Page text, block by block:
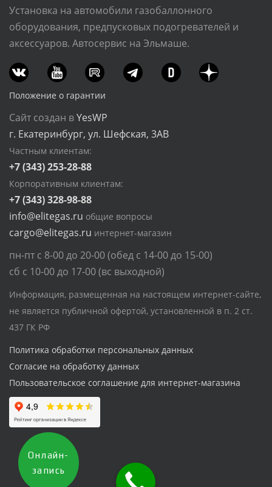
Установка на автомобили газобаллонного
оборудования, предпусковых подогревателей и
аксессуаров. Автосервис на Эльмаше.
Положение о гарантии
Сайт создан вYesWP
г. Екатеринбург, ул. Шефская, 3АВ
Частным клиентам:
+7 (343) 253-28-88
Корпоративным клиентам:
+7 (343) 328-98-88
info@elitegas.ru общие вопросы
cargo@elitegas.ru интернет-магазин
пн-пт с 8-00 до 20-00 (обед с 14-00 до 15-00)
сб с 10-00 до 17-00 (вс выходной)
Информация, размещенная на настоящем интернет-сайте,
не является публичной офертой, установленной в п. 2 ст.
437 ГК РФ
Политика обработки персональных данных
Согласие на обработку данных
Пользовательское соглашение для интернет-магазина
Онлайн-
запись